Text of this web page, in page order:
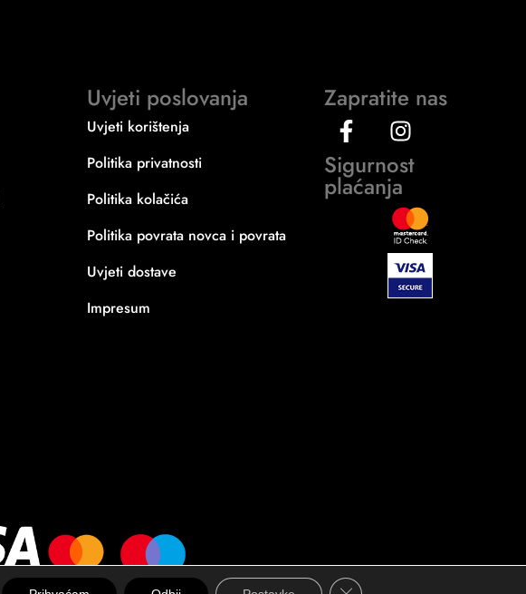
Uvjeti poslovanja
Uvjeti korištenja
Politika privatnosti
Politika kolačića
Politika povrata novca i povrata
Uvjeti dostave
Impresum
Zapratite nas
Sigurnost
plaćanja
Close GDPR Cookie Banner